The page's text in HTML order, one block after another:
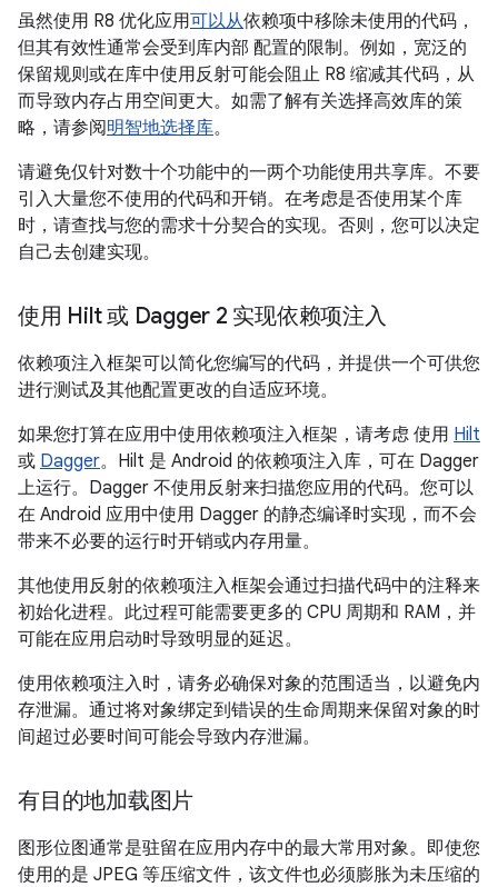
虽然使用 R8 优化应用可以从依赖项中移除未使用的代码，
但其有效性通常会受到库内部 配置的限制。例如，宽泛的
保留规则或在库中使用反射可能会阻止 R8 缩减其代码，从
而导致内存占用空间更大。如需了解有关选择高效库的策
略，请参阅明智地选择库。
请避免仅针对数十个功能中的一两个功能使用共享库。不要
引入大量您不使用的代码和开销。在考虑是否使用某个库
时，请查找与您的需求十分契合的实现。否则，您可以决定
自己去创建实现。
使用 Hilt 或 Dagger 2 实现依赖项注入
依赖项注入框架可以简化您编写的代码，并提供一个可供您
进行测试及其他配置更改的自适应环境。
如果您打算在应用中使用依赖项注入框架，请考虑 使用 Hilt
或 Dagger。Hilt 是 Android 的依赖项注入库，可在 Dagger
上运行。Dagger 不使用反射来扫描您应用的代码。您可以
在 Android 应用中使用 Dagger 的静态编译时实现，而不会
带来不必要的运行时开销或内存用量。
其他使用反射的依赖项注入框架会通过扫描代码中的注释来
初始化进程。此过程可能需要更多的 CPU 周期和 RAM，并
可能在应用启动时导致明显的延迟。
使用依赖项注入时，请务必确保对象的范围适当，以避免内
存泄漏。通过将对象绑定到错误的生命周期来保留对象的时
间超过必要时间可能会导致内存泄漏。
有目的地加载图片
图形位图通常是驻留在应用内存中的最大常用对象。即使您
使用的是 JPEG 等压缩文件，该文件也必须膨胀为未压缩的